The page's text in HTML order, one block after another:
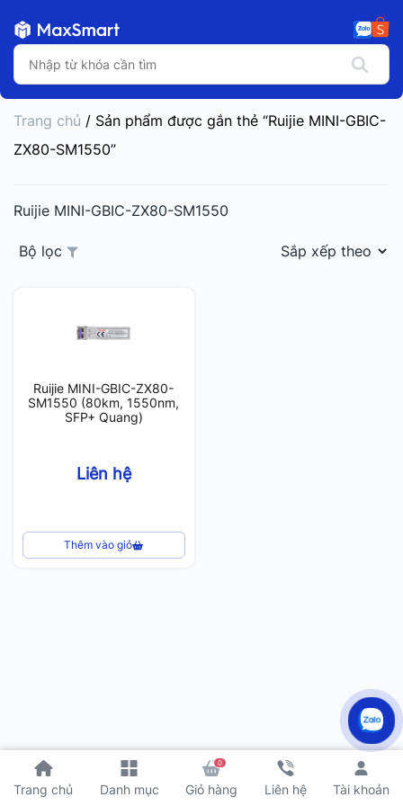
Trang chủ Danh mục
0
Giỏ hàng Liên hệ Tài khoản
Trang chủ / Sản phẩm được gắn thẻ “Ruijie MINI-GBIC-
ZX80-SM1550”
Ruijie MINI-GBIC-ZX80-SM1550
Bộ lọc
Ruijie MINI-GBIC-ZX80-
SM1550 (80km, 1550nm,
SFP+ Quang)
Liên hệ
Thêm vào giỏ